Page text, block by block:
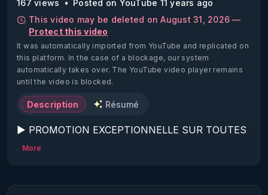
167 views
Posted on YouTube 11 years ago
This video may be deleted on August 31, 2026 —
Protect this video
It was automatically imported from YouTube and replicated on
this platform. In the case of a blockage, our system
automatically takes over. The YouTube video player remains
until the video is blocked.
Description Résumé
▶ PROMOTION EXCEPTIONNELLE SUR TOUTES
LES FORMATIONS RGNR JUSQU'AU 7
More